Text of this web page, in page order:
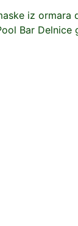
iz
Bar